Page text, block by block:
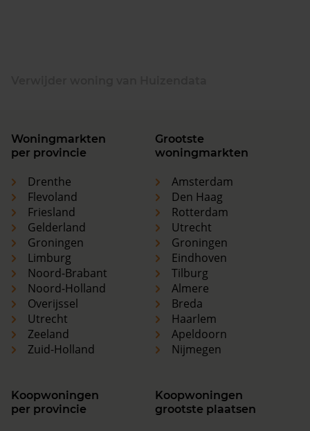
Woningmarkten
per provincie
Drenthe
Flevoland
Friesland
Gelderland
Groningen
Limburg
Noord-Brabant
Noord-Holland
Overijssel
Utrecht
Zeeland
Zuid-Holland
Grootste
woningmarkten
Amsterdam
Den Haag
Rotterdam
Utrecht
Groningen
Eindhoven
Tilburg
Almere
Breda
Haarlem
Apeldoorn
Nijmegen
Koopwoningen
per provincie
Koopwoningen
grootste plaatsen